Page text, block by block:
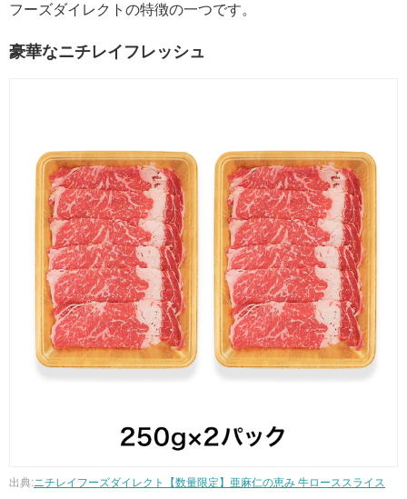
フーズダイレクトの特徴の一つです。
豪華なニチレイフレッシュ
出典:ニチレイフーズダイレクト【数量限定】亜麻仁の恵み 牛ローススライス